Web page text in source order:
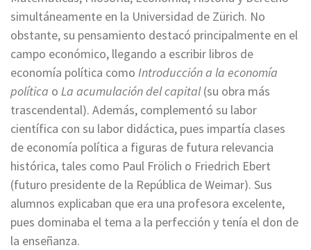
simultáneamente en la Universidad de Zürich. No
obstante, su pensamiento destacó principalmente en el
campo económico, llegando a escribir libros de
economía política como Introducción a la economía
política o La acumulación del capital(su obra más
trascendental). Además, complementó su labor
científica con su labor didáctica, pues impartía clases
de economía política a figuras de futura relevancia
histórica, tales como Paul Frölich o Friedrich Ebert
(futuro presidente de la República de Weimar). Sus
alumnos explicaban que era una profesora excelente,
pues dominaba el tema a la perfección y tenía el don de
la enseñanza.